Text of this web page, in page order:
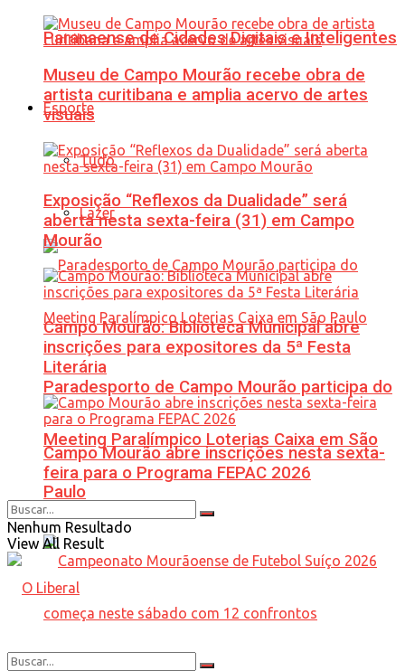
Paranaense de Cidades Digitais e Inteligentes
Esporte
Tudo
Lazer
Paradesporto de Campo Mourão participa do
Meeting Paralímpico Loterias Caixa em São
Paulo
Museu de Campo Mourão recebe obra de
artista curitibana e amplia acervo de artes
visuais
Exposição “Reflexos da Dualidade” será
aberta nesta sexta-feira (31) em Campo
Mourão
Campo Mourão: Biblioteca Municipal abre
inscrições para expositores da 5ª Festa
Literária
Campo Mourão abre inscrições nesta sexta-
feira para o Programa FEPAC 2026
Nenhum Resultado
View All Result